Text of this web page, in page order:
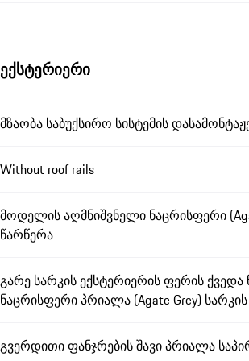
ექსტერიერი
მზაობა საბუქსირო სისტემის
Without roof rails
მოდელის აღმნიშვნელი ნაცრისფერი
წარწერა
გარე სარკის ექსტერიერის ფერის
ნაცრისფერი პრიალა (Agate Grey)
გვერდითი ფანჯრების შავი პრიალა